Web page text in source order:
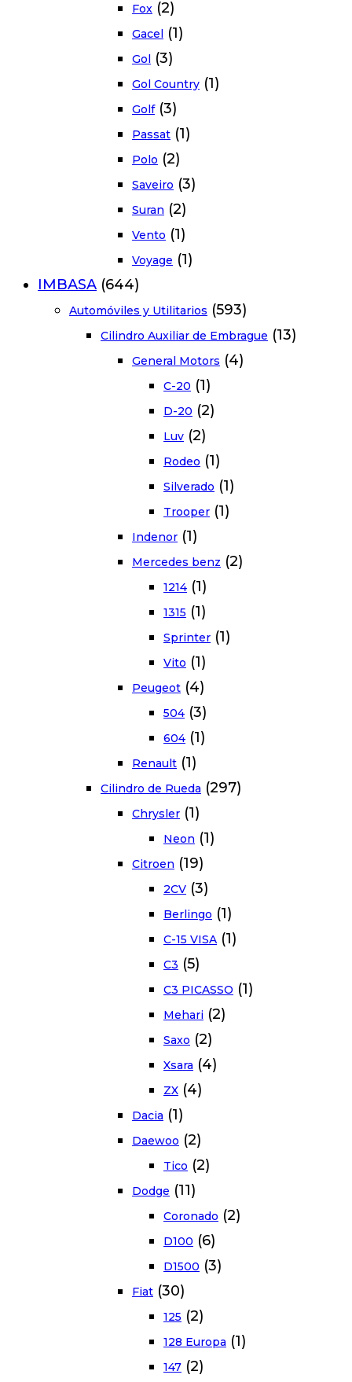
Fox (2)
Gacel (1)
Gol (3)
Gol Country (1)
Golf (3)
Passat (1)
Polo (2)
Saveiro (3)
Suran (2)
Vento (1)
Voyage (1)
IMBASA (644)
Automóviles y Utilitarios (593)
Cilindro Auxiliar de Embrague (13)
General Motors (4)
C-20 (1)
D-20 (2)
Luv (2)
Rodeo (1)
Silverado (1)
Trooper (1)
Indenor (1)
Mercedes benz (2)
1214 (1)
1315 (1)
Sprinter (1)
Vito (1)
Peugeot (4)
504 (3)
604 (1)
Renault (1)
Cilindro de Rueda (297)
Chrysler (1)
Neon (1)
Citroen (19)
2CV (3)
Berlingo (1)
C-15 VISA (1)
C3 (5)
C3 PICASSO (1)
Mehari (2)
Saxo (2)
Xsara (4)
ZX (4)
Dacia (1)
Daewoo (2)
Tico (2)
Dodge (11)
Coronado (2)
D100 (6)
D1500 (3)
Fiat (30)
125 (2)
128 Europa (1)
147 (2)